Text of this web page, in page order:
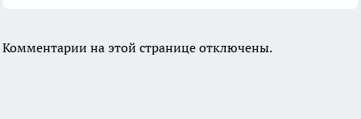
Комментарии на этой странице отключены.